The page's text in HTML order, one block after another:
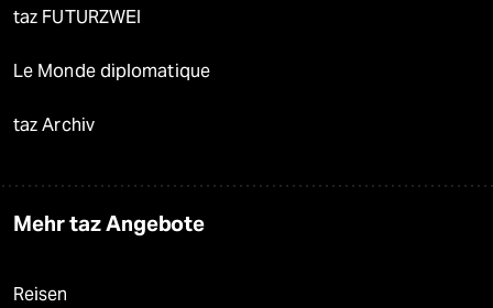
taz FUTURZWEI
Le Monde diplomatique
taz Archiv
Mehr taz Angebote
Reisen